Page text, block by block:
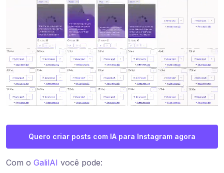
Quero criar posts com IA para Instagram agora
Com o GalilAI você pode: